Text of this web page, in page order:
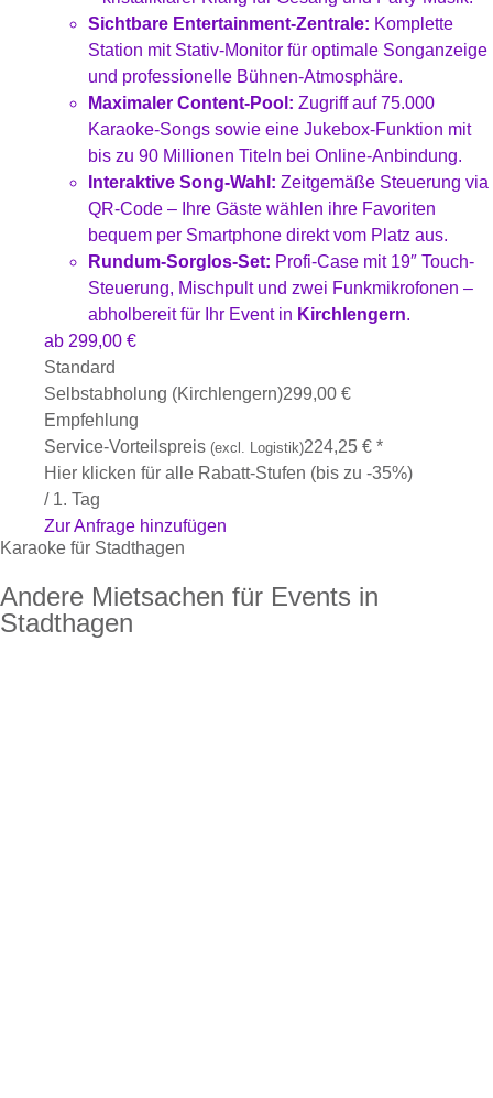
Sichtbare Entertainment-Zentrale: Komplette
Station mit Stativ-Monitor für optimale Songanzeige
und professionelle Bühnen-Atmosphäre.
Maximaler Content-Pool: Zugriff auf 75.000
Karaoke-Songs sowie eine Jukebox-Funktion mit
bis zu 90 Millionen Titeln bei Online-Anbindung.
Interaktive Song-Wahl: Zeitgemäße Steuerung via
QR-Code – Ihre Gäste wählen ihre Favoriten
bequem per Smartphone direkt vom Platz aus.
Rundum-Sorglos-Set: Profi-Case mit 19″ Touch-
Steuerung, Mischpult und zwei Funkmikrofonen –
abholbereit für Ihr Event in Kirchlengern.
ab 299,00 €
Standard
Selbstabholung (Kirchlengern)299,00 €
Empfehlung
Service-Vorteilspreis (excl. Logistik)224,25 € *
Hier klicken für alle Rabatt-Stufen (bis zu -35%)
/ 1. Tag
Zur Anfrage hinzufügen
Karaoke für Stadthagen
Andere Mietsachen für Events in
Stadthagen